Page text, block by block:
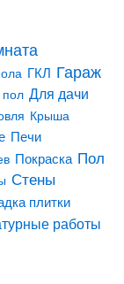
ГКЛ Гараж
Для дачи
Крыша
Печи
Покраска Пол
Стены
плитки
работы